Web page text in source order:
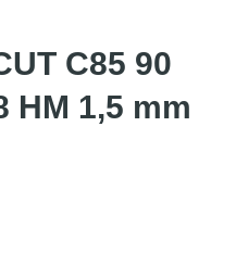
C85 90
HM 1,5 mm